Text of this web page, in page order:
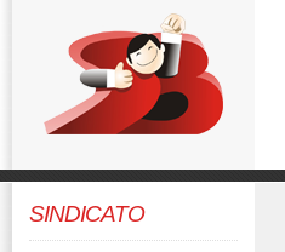
SINDICATO